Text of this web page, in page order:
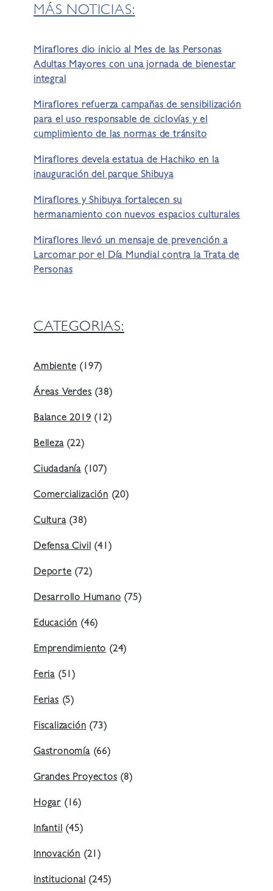
MÁS NOTICIAS:
Miraflores dio inicio al Mes de las Personas
Adultas Mayores con una jornada de bienestar
integral
Miraflores refuerza campañas de sensibilización
para el uso responsable de ciclovías y el
cumplimiento de las normas de tránsito
Miraflores devela estatua de Hachiko en la
inauguración del parque Shibuya
Miraflores y Shibuya fortalecen su
hermanamiento con nuevos espacios culturales
Miraflores llevó un mensaje de prevención a
Larcomar por el Día Mundial contra la Trata de
Personas
CATEGORIAS:
Ambiente (197)
Áreas Verdes (38)
Balance 2019 (12)
Belleza(22)
Ciudadanía (107)
Comercialización (20)
Cultura(38)
Defensa Civil (41)
Deporte (72)
Desarrollo Humano (75)
Educación (46)
Emprendimiento (24)
Feria (51)
Ferias (5)
Fiscalización (73)
Gastronomía(66)
Grandes Proyectos (8)
Hogar (16)
Infantil (45)
Innovación (21)
Institucional (245)